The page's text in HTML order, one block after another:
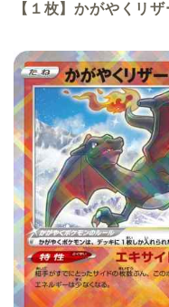
【１枚】かがやくリ